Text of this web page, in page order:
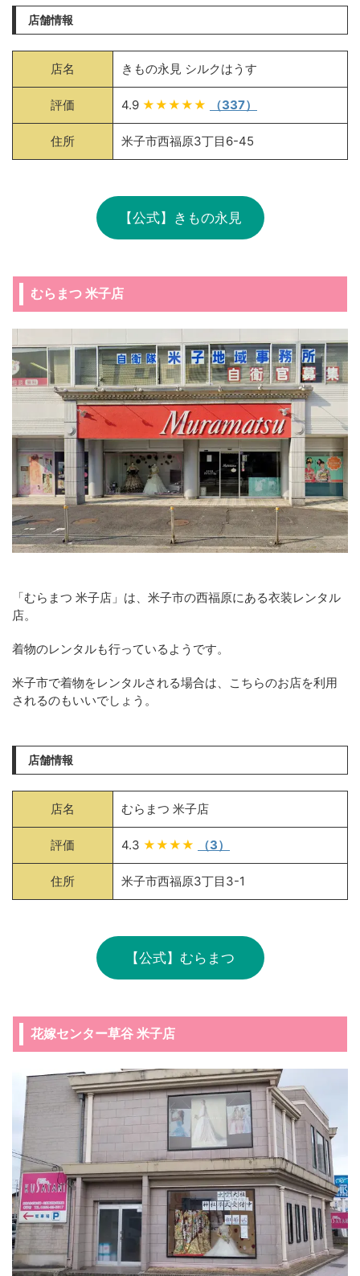
店舗情報
店名 きもの永見 シルクはうす
評価 4.9 ★★★★★ （337）
住所 米子市西福原3丁目6-45
【公式】きもの永見
むらまつ 米子店
「むらまつ 米子店」は、米子市の西福原にある衣装レンタル
店。
着物のレンタルも行っているようです。
米子市で着物をレンタルされる場合は、こちらのお店を利用
されるのもいいでしょう。
店舗情報
店名 むらまつ 米子店
評価 4.3 ★★★★ （3）
住所 米子市西福原3丁目3-1
【公式】むらまつ
花嫁センター草谷 米子店